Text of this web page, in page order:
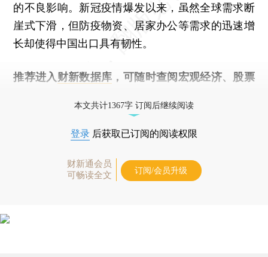
的不良影响。新冠疫情爆发以来，虽然全球需求断
崖式下滑，但防疫物资、居家办公等需求的迅速增
长却使得中国出口具有韧性。
推荐进入 财新数据库 ，可随时查阅宏观经济、股票
本文共计1367字 订阅后继续阅读
登录 后获取已订阅的阅读权限
财新通会员
可畅读全文
订阅/会员升级